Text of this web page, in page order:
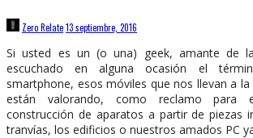
Zero Relate13 septiembre, 2016
Si usted es un (o una) geek, amante de
escuchado en alguna ocasión el
smartphone, esos móviles que nos llevan a
están valorando, como reclamo para
construcción de aparatos a partir de piezas
tranvías, los edificios o nuestros amados PC